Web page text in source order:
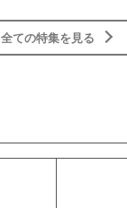
全ての特集を見る